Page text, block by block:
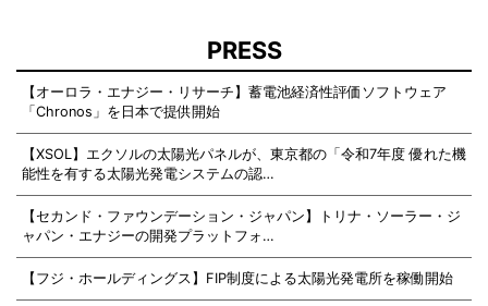
PRESS
【オーロラ・エナジー・リサーチ】蓄電池経済性評価ソフトウェア
「Chronos」を日本で提供開始
【XSOL】エクソルの太陽光パネルが、東京都の「令和7年度 優れた機
能性を有する太陽光発電システムの認…
【セカンド・ファウンデーション・ジャパン】トリナ・ソーラー・ジ
ャパン・エナジーの開発プラットフォ…
【フジ・ホールディングス】FIP制度による太陽光発電所を稼働開始